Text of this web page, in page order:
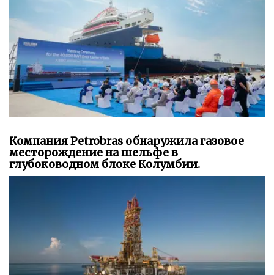
Компания Petrobras обнаружила газовое
месторождение на шельфе в
глубоководном блоке Колумбии.